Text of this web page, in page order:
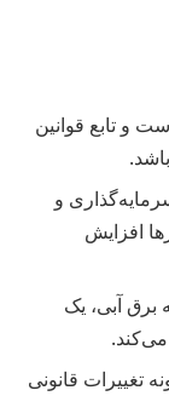
و تابع قوانین
و
افزایش
برق آبی، یک
تغییرات قانونی